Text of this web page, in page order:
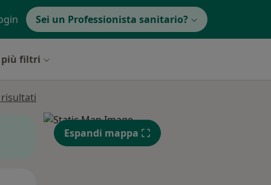
Sei un Professionista sanitario?
più filtri
Espandi mappa